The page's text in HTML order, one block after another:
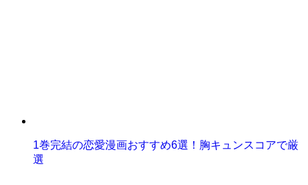
1巻完結の恋愛漫画おすすめ6選！胸キュンスコアで厳
選